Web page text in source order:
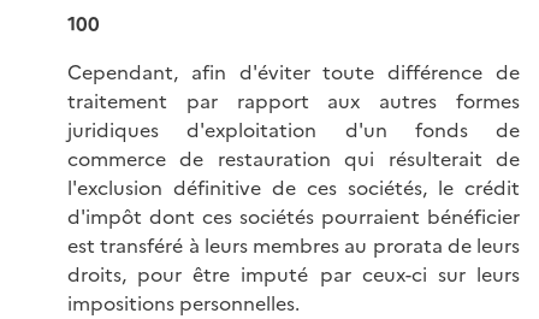
100
Cependant, afin d'éviter toute différence de
traitement par rapport aux autres formes
juridiques d'exploitation d'un fonds de
commerce de restauration qui résulterait de
l'exclusion définitive de ces sociétés, le crédit
d'impôt dont ces sociétés pourraient bénéficier
est transféré à leurs membres au prorata de leurs
droits, pour être imputé par ceux-ci sur leurs
impositions personnelles.